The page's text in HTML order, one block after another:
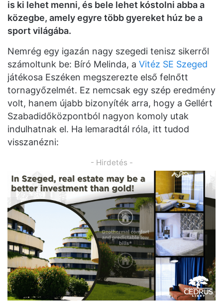
is ki lehet menni, és bele lehet kóstolni abba a
közegbe, amely egyre több gyereket húz be a
sport világába.
Nemrég egy igazán nagy szegedi tenisz sikerről
számoltunk be: Bíró Melinda, a Vitéz SE Szeged
játékosa Eszéken megszerezte első felnőtt
tornagyőzelmét. Ez nemcsak egy szép eredmény
volt, hanem újabb bizonyíték arra, hogy a Gellért
Szabadidőközpontból nagyon komoly utak
indulhatnak el. Ha lemaradtál róla, itt tudod
visszanézni:
- Hirdetés -